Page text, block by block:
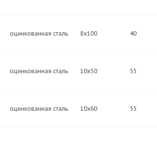
оцинкованная сталь 8х100 40
оцинкованная сталь 10х50 55
оцинкованная сталь 10х60 55